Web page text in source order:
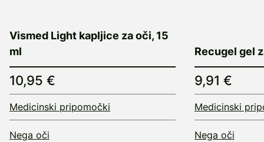
Vismed Light kapljice za oči, 15
ml
10,95 €
Medicinski pripomočki
Nega oči
Recugel gel
9,91 €
Medicinski
Nega oči